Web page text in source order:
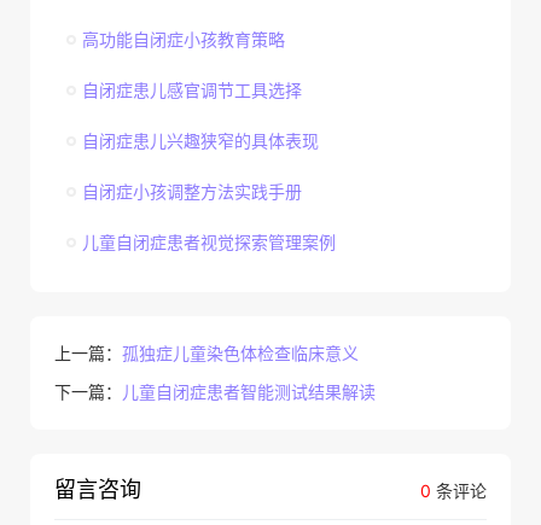
高功能自闭症小孩教育策略
自闭症患儿感官调节工具选择
自闭症患儿兴趣狭窄的具体表现
自闭症小孩调整方法实践手册
儿童自闭症患者视觉探索管理案例
上一篇： 孤独症儿童染色体检查临床意义
下一篇：
儿童自闭症患者智能测试结果解读
0 条评论
留言咨询